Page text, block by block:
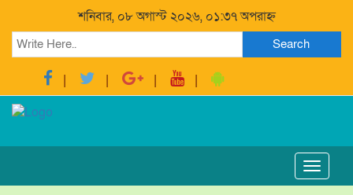
শনিবার, ০৮ অগাস্ট ২০২৬, ০১:৩৭ অপরাহ্ন
Search
Toggle